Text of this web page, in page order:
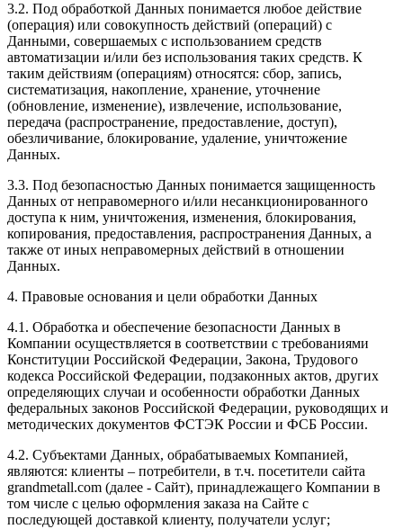
3.2. Под обработкой Данных понимается любое действие
(операция) или совокупность действий (операций) с
Данными, совершаемых с использованием средств
автоматизации и/или без использования таких средств. К
таким действиям (операциям) относятся: сбор, запись,
систематизация, накопление, хранение, уточнение
(обновление, изменение), извлечение, использование,
передача (распространение, предоставление, доступ),
обезличивание, блокирование, удаление, уничтожение
Данных.
3.3. Под безопасностью Данных понимается защищенность
Данных от неправомерного и/или несанкционированного
доступа к ним, уничтожения, изменения, блокирования,
копирования, предоставления, распространения Данных, а
также от иных неправомерных действий в отношении
Данных.
4. Правовые основания и цели обработки Данных
4.1. Обработка и обеспечение безопасности Данных в
Компании осуществляется в соответствии с требованиями
Конституции Российской Федерации, Закона, Трудового
кодекса Российской Федерации, подзаконных актов, других
определяющих случаи и особенности обработки Данных
федеральных законов Российской Федерации, руководящих и
методических документов ФСТЭК России и ФСБ России.
4.2. Субъектами Данных, обрабатываемых Компанией,
являются: клиенты – потребители, в т.ч. посетители сайта
grandmetall.com (далее - Сайт), принадлежащего Компании в
том числе с целью оформления заказа на Сайте с
последующей доставкой клиенту, получатели услуг;